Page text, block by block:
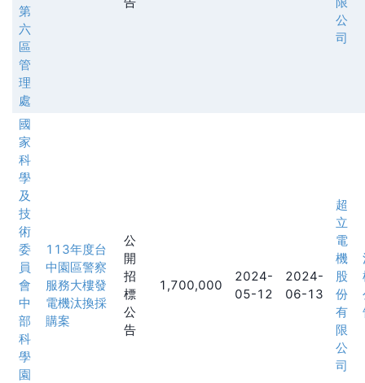
第
六
區
管
理
處
公
司
國
家
科
學
及
技
術
委
員
會
中
部
科
學
園
113年度台
中園區警察
服務大樓發
電機汰換採
購案
公
開
招
標
公
告
1,700,000
2024-
05-12
2024-
06-13
超
立
電
機
股
份
有
限
公
司